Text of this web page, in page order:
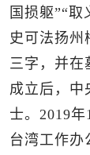
国损躯”“取
史可法扬州
三字，并在
成立后，中
士。2019
台湾工作办